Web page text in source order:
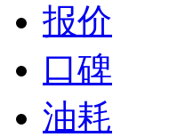
报价
口碑
油耗